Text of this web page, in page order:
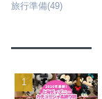
旅行準備(49)